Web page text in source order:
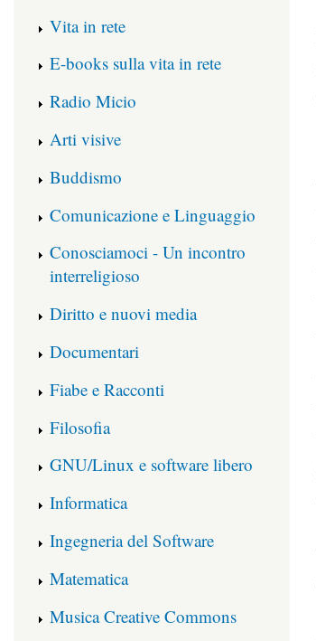
Vita in rete
E-books sulla vita in rete
Radio Micio
Arti visive
Buddismo
Comunicazione e Linguaggio
Conosciamoci - Un incontro
interreligioso
Diritto e nuovi media
Documentari
Fiabe e Racconti
Filosofia
GNU/Linux e software libero
Informatica
Ingegneria del Software
Matematica
Musica Creative Commons